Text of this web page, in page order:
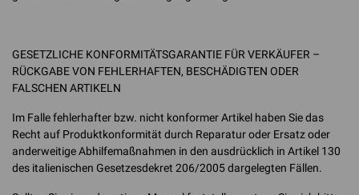
GESETZLICHE KONFORMITÄTSGARANTIE FÜR VERKÄUFER –
RÜCKGABE VON FEHLERHAFTEN, BESCHÄDIGTEN ODER
FALSCHEN ARTIKELN
Im Falle fehlerhafter bzw. nicht konformer Artikel haben Sie das
Recht auf Produktkonformität durch Reparatur oder Ersatz oder
anderweitige Abhilfemaßnahmen in den ausdrücklich in Artikel 130
des italienischen Gesetzesdekret 206/2005 dargelegten Fällen.